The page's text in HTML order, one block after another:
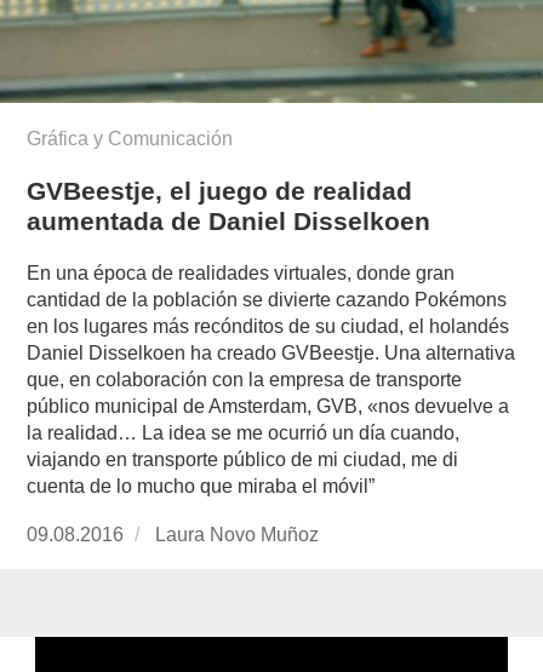
Gráfica y Comunicación
GVBeestje, el juego de realidad
aumentada de Daniel Disselkoen
En una época de realidades virtuales, donde gran
cantidad de la población se divierte cazando Pokémons
en los lugares más recónditos de su ciudad, el holandés
Daniel Disselkoen ha creado GVBeestje. Una alternativa
que, en colaboración con la empresa de transporte
público municipal de Amsterdam, GVB, «nos devuelve a
la realidad… La idea se me ocurrió un día cuando,
viajando en transporte público de mi ciudad, me di
cuenta de lo mucho que miraba el móvil”
Publicado
09.08.2016
https://www.experimenta.es/author/laura-
Laura Novo Muñoz